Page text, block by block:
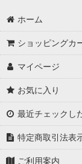
ホーム
ショッピングカ
マイページ
お気に入り
最近チェックし
特定商取引法表
ご利用案内